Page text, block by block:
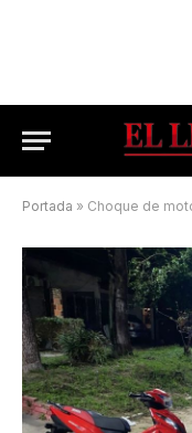
Portada » Choque de motos